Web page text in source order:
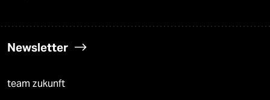
Newsletter
team zukunft